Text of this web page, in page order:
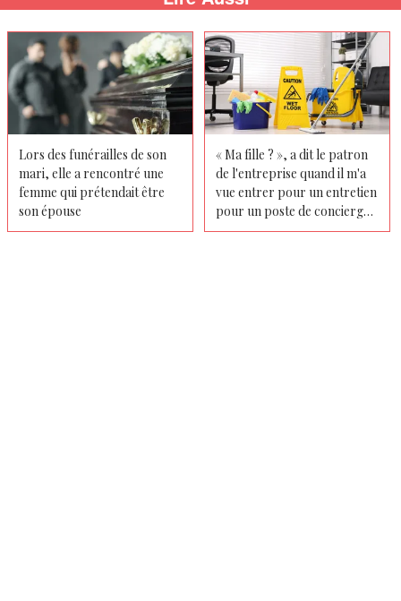
Lors des funérailles de son
mari, elle a rencontré une
femme qui prétendait être
son épouse
« Ma fille ? », a dit le patron
de l'entreprise quand il m'a
vue entrer pour un entretien
pour un poste de concierge
– je ne l'avais jamais vu